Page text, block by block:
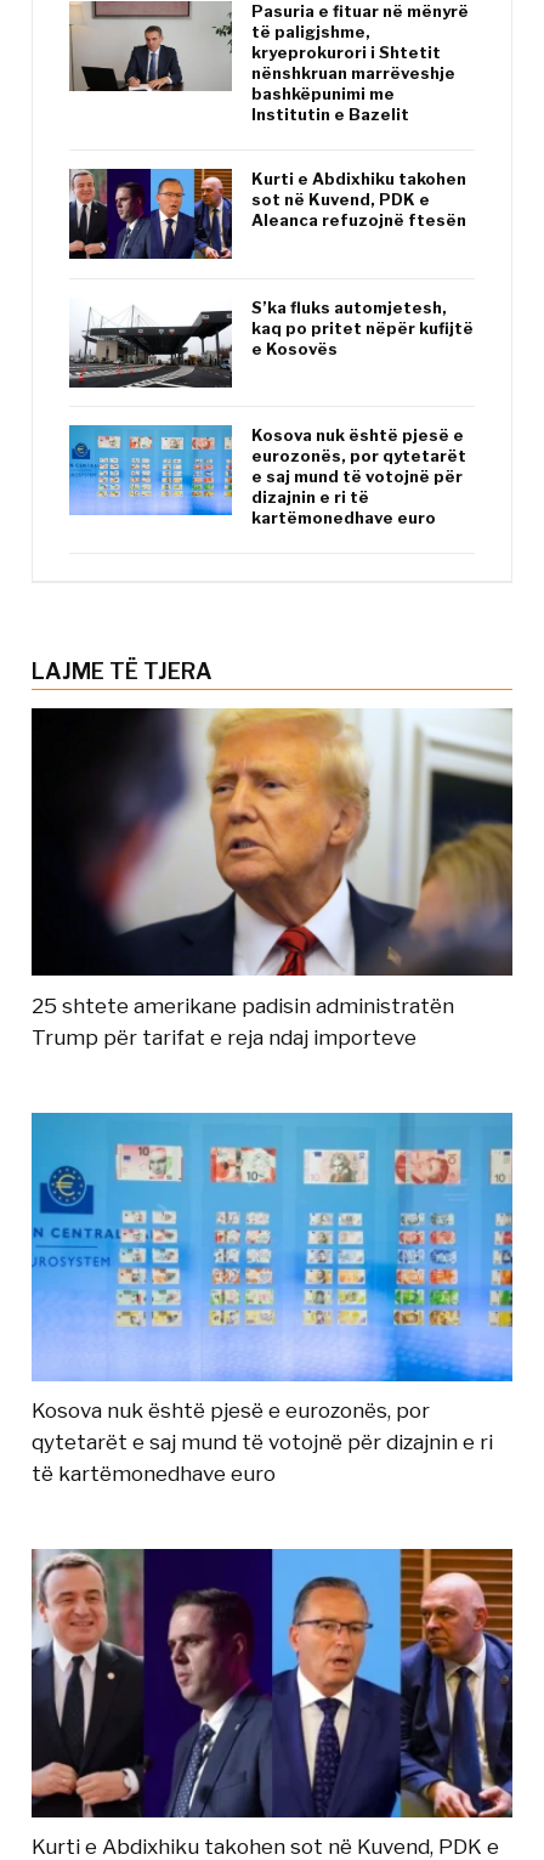
Pasuria e fituar në mënyrë
të paligjshme,
kryeprokurori i Shtetit
nënshkruan marrëveshje
bashkëpunimi me
Institutin e Bazelit
Kurti e Abdixhiku takohen
sot në Kuvend, PDK e
Aleanca refuzojnë ftesën
S’ka fluks automjetesh,
kaq po pritet nëpër kufijtë
e Kosovës
Kosova nuk është pjesë e
eurozonës, por qytetarët
e saj mund të votojnë për
dizajnin e ri të
kartëmonedhave euro
LAJME TË TJERA
25 shtete amerikane padisin administratën
Trump për tarifat e reja ndaj importeve
Kosova nuk është pjesë e eurozonës, por
qytetarët e saj mund të votojnë për dizajnin e ri
të kartëmonedhave euro
Kurti e Abdixhiku takohen sot në Kuvend, PDK e